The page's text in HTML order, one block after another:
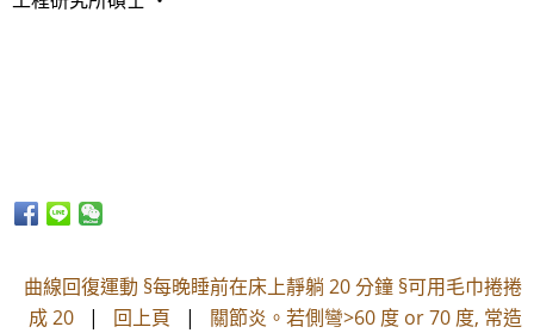
曲線回復運動 §每晚睡前在床上靜躺 20 分鐘 §可用毛巾捲捲
成 20 | 回上頁 | 關節炎。若側彎>60 度 or 70 度, 常造